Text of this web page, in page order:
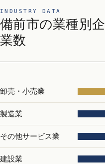
INDUSTRY DATA
備前市の業種別企
業数
卸売・小売業
製造業
その他サービス業
建設業